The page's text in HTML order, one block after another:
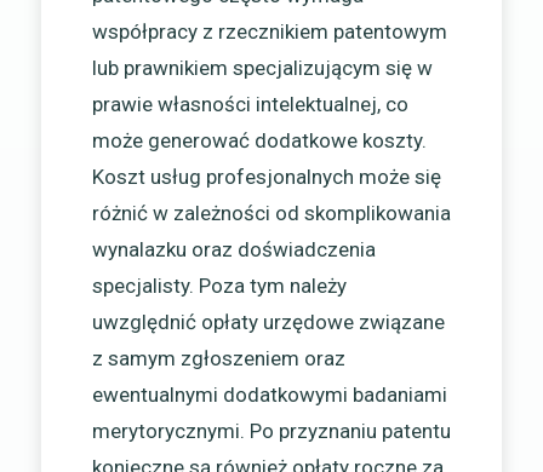
współpracy z rzecznikiem patentowym
lub prawnikiem specjalizującym się w
prawie własności intelektualnej, co
może generować dodatkowe koszty.
Koszt usług profesjonalnych może się
różnić w zależności od skomplikowania
wynalazku oraz doświadczenia
specjalisty. Poza tym należy
uwzględnić opłaty urzędowe związane
z samym zgłoszeniem oraz
ewentualnymi dodatkowymi badaniami
merytorycznymi. Po przyznaniu patentu
konieczne są również opłaty roczne za